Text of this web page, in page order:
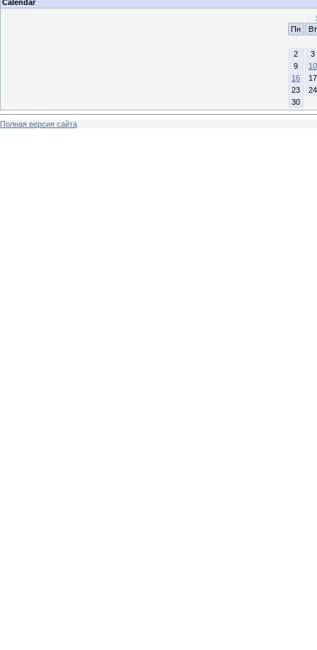
Calendar
Пн
Вт
2
3
9
10
16
17
23
24
30
Полная версия сайта